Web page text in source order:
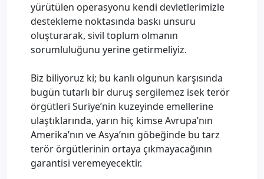
yürütülen operasyonu kendi devletlerimizle
destekleme noktasında baskı unsuru
oluşturarak, sivil toplum olmanın
sorumluluğunu yerine getirmeliyiz.
Biz biliyoruz ki; bu kanlı olgunun karşısında
bugün tutarlı bir duruş sergilemez isek terör
örgütleri Suriye’nin kuzeyinde emellerine
ulaştıklarında, yarın hiç kimse Avrupa’nın
Amerika’nın ve Asya’nın göbeğinde bu tarz
terör örgütlerinin ortaya çıkmayacağının
garantisi veremeyecektir.